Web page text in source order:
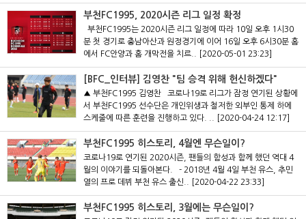
부천FC1995, 2020시즌 리그 일정 확정
부천FC1995는 2020시즌 리그 일정에 따라 10일 오후 1시30
분 첫 경기로 충남아산과 원정경기에 이어 16일 오후 6시30분 홈
에서 FC안양과 홈 개막전을 치르..
[2020-05-01 23:23]
[BFC_인터뷰] 김영찬 "팀 승격 위해 헌신하겠다"
▲ 부천FC1995 김영찬 코로나19로 리그가 잠정 연기된 상황에
서 부천FC1995 선수단은 개인위생과 철저한 외부인 통제 하에
스케줄에 따른 훈련을 진행하고 있다. ..
[2020-04-24 12:17]
부천FC1995 히스토리, 4월엔 무슨일이?
코로나19로 연기된 2020시즌, 팬들의 함성과 함께 했던 역대 4
월의 이야기를 되돌아본다. - 2018년 4월 4일 부천 유스, 추민
열의 프로 데뷔 부천 유스 출신..
[2020-04-22 23:33]
부천FC1995 히스토리, 3월에는 무슨일이?